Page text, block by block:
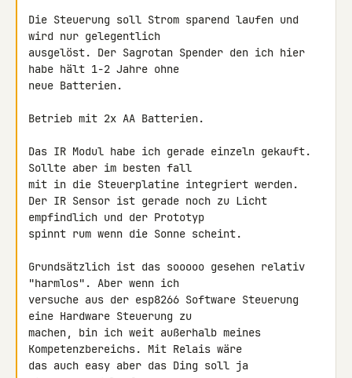
Die Steuerung soll Strom sparend laufen und
wird nur gelegentlich
ausgelöst. Der Sagrotan Spender den ich hier
habe hält 1-2 Jahre ohne
neue Batterien.
Betrieb mit 2x AA Batterien.
Das IR Modul habe ich gerade einzeln gekauft.
Sollte aber im besten fall
mit in die Steuerplatine integriert werden.
Der IR Sensor ist gerade noch zu Licht
empfindlich und der Prototyp
spinnt rum wenn die Sonne scheint.
Grundsätzlich ist das sooooo gesehen relativ
"harmlos". Aber wenn ich
versuche aus der esp8266 Software Steuerung
eine Hardware Steuerung zu
machen, bin ich weit außerhalb meines
Kompetenzbereichs. Mit Relais wäre
das auch easy aber das Ding soll ja